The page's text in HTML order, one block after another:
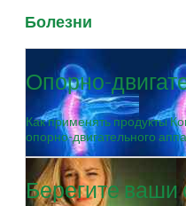
Болезни
Опорно-
Как применять продукты
опорно-двигательного
Берегите ваши